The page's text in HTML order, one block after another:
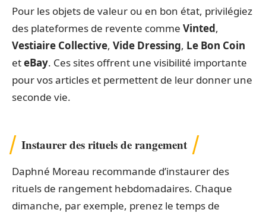
Daphné Moreau mentionne fréquemment des
associations commeEmmaüset des hôpitaux tels
queNeckerà Paris pour donner les objets dont
vous n’avez plus besoin. Cette démarche permet
non seulement de libérer de l’espace, mais aussi de
faire des gestes solidaires.
Utilisez des plateformes de revente
Pour les objets de valeur ou en bon état, privilégiez
des plateformes de revente commeVinted,
Vestiaire Collective,Vide Dressing,Le Bon Coin